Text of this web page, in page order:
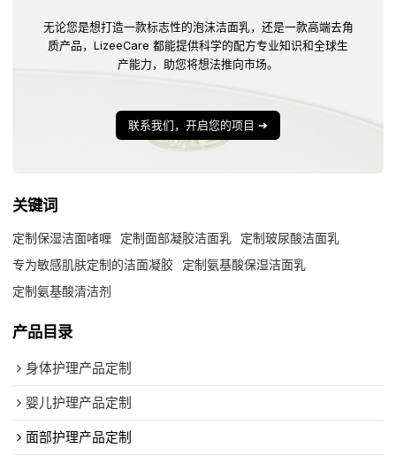
无论您是想打造一款标志性的泡沫洁面乳，还是一款高端去角
质产品，LizeeCare 都能提供科学的配方专业知识和全球生
产能力，助您将想法推向市场。
联系我们，开启您的项目 ➔
关键词
定制保湿洁面啫喱 定制面部凝胶洁面乳
定制玻尿酸洁面乳
专为敏感肌肤定制的洁面凝胶
定制氨基酸保湿洁面乳
定制氨基酸清洁剂
产品目录
身体护理产品定制
婴儿护理产品定制
面部护理产品定制